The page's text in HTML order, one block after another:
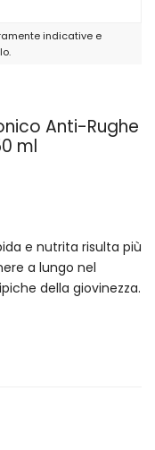
indicative e
Anti-Rughe
ml
e nutrita risulta più
a lungo nel
della giovinezza.